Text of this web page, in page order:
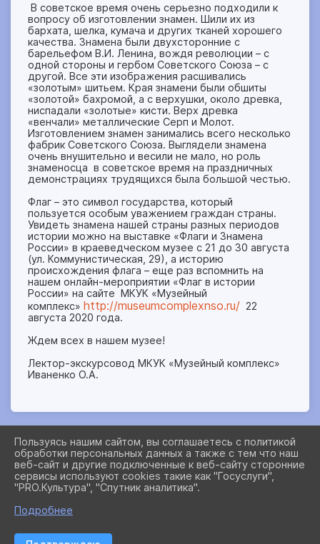
В советское время очень серьезно подходили к
вопросу об изготовлении знамен. Шили их из
бархата, шелка, кумача и других тканей хорошего
качества. Знамена были двухсторонние с
барельефом В.И. Ленина, вождя революции – с
одной стороны и гербом Советского Союза – с
другой. Все эти изображения расшивались
«золотым» шитьем. Края знамени были обшиты
«золотой» бахромой, а с верхушки, около древка,
ниспадали «золотые» кисти. Верх древка
«венчали» металлические Серп и Молот.
Изготовлением знамен занимались всего несколько
фабрик Советского Союза. Выглядели знамена
очень внушительно и весили не мало, но роль
знаменосца в советское время на праздничных
демонстрациях трудящихся была большой честью.
Флаг – это символ государства, который
пользуется особым уважением граждан страны.
Увидеть знамена нашей страны разных периодов
истории можно на выставке «Флаги и Знамена
России» в краеведческом музее с 21 до 30 августа
(ул. Коммунистическая, 29), а историю
происхождения флага – еще раз вспомнить на
нашем онлайн-мероприятии «Флаг в истории
России» на сайте МКУК «Музейный
комплекс» http://museumcomplexnso.ru/ 22
августа 2020 года.
Ждем всех в нашем музее!
Лектор-экскурсовод МКУК «Музейный комплекс»
Иваненко О.А.
2026 Г. MUSEUMCOMPLEXNSO.RU
ВХОД
КАРТА САЙТА
ПОЛИТИКА ОБРАБОТКИ ПЕРСОНАЛЬНЫХ ДАННЫХ
СДЕЛАНО НА KUBCMS
Пользуясь нашим сайтом, вы соглашаетесь с политикой
обработки персональных данных а также с тем что наш
веб-сайт и другие подключенные к веб-сайту сторонние
сервисы используют cookies такие как "Госуслуги",
"PRO.Культура", "Спутник аналитика".
Подробнее